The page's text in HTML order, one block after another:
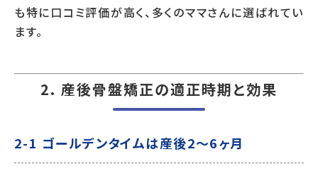
も特に口コミ評価が高く、多くのママさんに選ばれてい
ます。
2. 産後骨盤矯正の適正時期と効果
2-1 ゴールデンタイムは産後2〜6ヶ月